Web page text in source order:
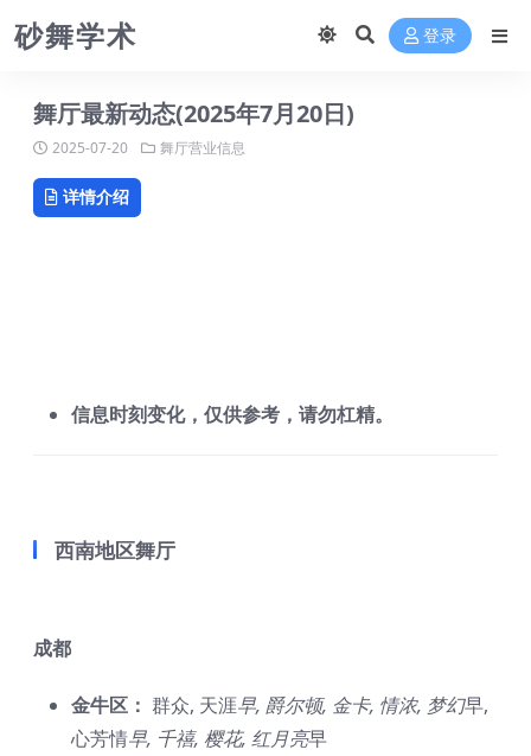
砂舞学术 登录
舞厅最新动态(2025年7月20日)
2025-07-20 舞厅营业信息
详情介绍
信息时刻变化，仅供参考，请勿杠精。
西南地区舞厅
成都
金牛区： 群众, 天涯早, 爵尔顿, 金卡, 情浓, 梦幻早,
心芳情早, 千禧, 樱花, 红月亮早